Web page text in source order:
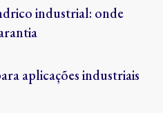
industrial: onde
aplicações industriais